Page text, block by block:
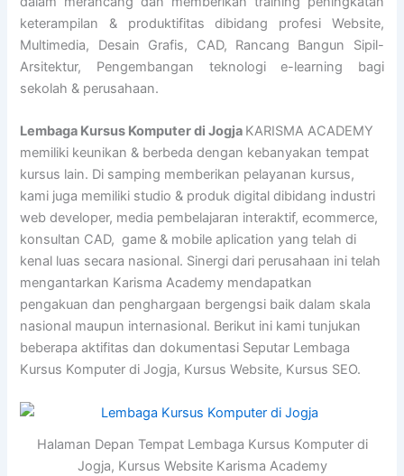
keterampilan & produktifitas dibidang profesi Website,
Multimedia, Desain Grafis, CAD, Rancang Bangun Sipil-
Arsitektur, Pengembangan teknologi e-learning bagi
sekolah & perusahaan.
Lembaga Kursus Komputer di Jogja KARISMA ACADEMY
memiliki keunikan & berbeda dengan kebanyakan tempat
kursus lain. Di samping memberikan pelayanan kursus,
kami juga memiliki studio & produk digital dibidang industri
web developer, media pembelajaran interaktif, ecommerce,
konsultan CAD, game & mobile aplication yang telah di
kenal luas secara nasional. Sinergi dari perusahaan ini telah
mengantarkan Karisma Academy mendapatkan
pengakuan dan penghargaan bergengsi baik dalam skala
nasional maupun internasional. Berikut ini kami tunjukan
beberapa aktifitas dan dokumentasi Seputar Lembaga
Kursus Komputer di Jogja, Kursus Website, Kursus SEO.
Halaman Depan Tempat Lembaga Kursus Komputer di
Jogja, Kursus Website Karisma Academy